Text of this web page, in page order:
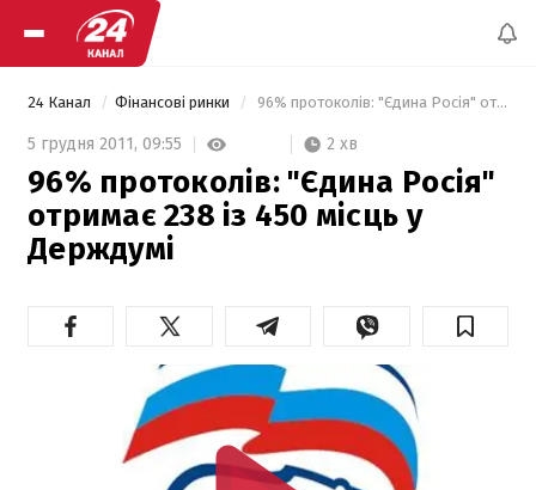
24 Канал Фінансові ринки 96% протоколів: "Єдина Росія" отримає 238 із 450 місць у Держдумі
5 грудня 2011, 09:55 2 хв
96% протоколів: "Єдина Росія"
отримає 238 із 450 місць у
Держдумі